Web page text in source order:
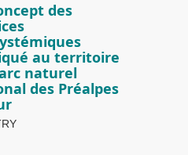
des
au territoire
naturel
des Préalpes